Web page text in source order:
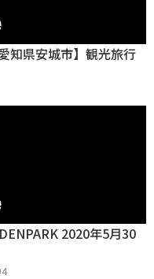
知県安城市】観光旅行
2020年5月30